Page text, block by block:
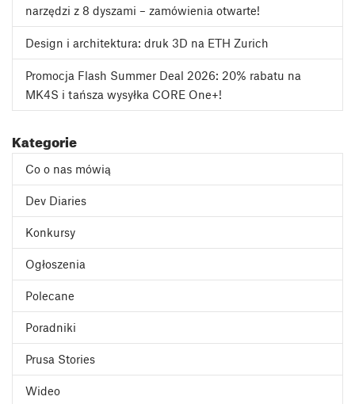
narzędzi z 8 dyszami – zamówienia otwarte!
Design i architektura: druk 3D na ETH Zurich
Promocja Flash Summer Deal 2026: 20% rabatu na
MK4S i tańsza wysyłka CORE One+!
Kategorie
Co o nas mówią
Dev Diaries
Konkursy
Ogłoszenia
Polecane
Poradniki
Prusa Stories
Wideo